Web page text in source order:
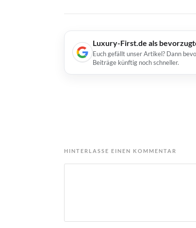
Luxury-First.de als
Euch gefällt unser Artikel? Dann
Beiträge künftig noch schneller.
HINTERLASSE EINEN KOMMENTAR